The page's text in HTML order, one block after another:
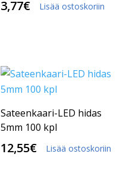
3,77€ Lisää ostoskoriin
Sateenkaari-LED hidas
5mm 100 kpl
12,55€ Lisää ostoskoriin